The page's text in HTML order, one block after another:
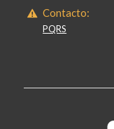
Contacto:
PQRS